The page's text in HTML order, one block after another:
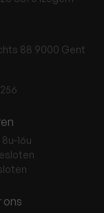
88 9000 Gent
16u
ons